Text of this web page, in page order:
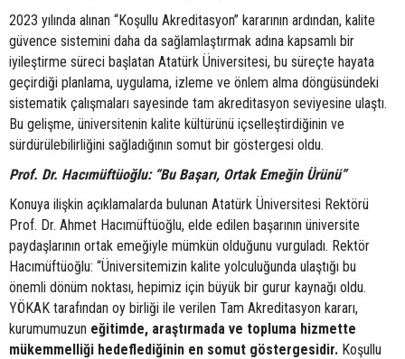
2023 yılında alınan “Koşullu Akreditasyon” kararının ardından, kalite
güvence sistemini daha da sağlamlaştırmak adına kapsamlı bir
iyileştirme süreci başlatan Atatürk Üniversitesi, bu süreçte hayata
geçirdiği planlama, uygulama, izleme ve önlem alma döngüsündeki
sistematik çalışmaları sayesinde tam akreditasyon seviyesine ulaştı.
Bu gelişme, üniversitenin kalite kültürünü içselleştirdiğinin ve
sürdürülebilirliğini sağladığının somut bir göstergesi oldu.
Prof. Dr. Hacımüftüoğlu: “Bu Başarı, Ortak Emeğin Ürünü”
Konuya ilişkin açıklamalarda bulunan Atatürk Üniversitesi Rektörü
Prof. Dr. Ahmet Hacımüftüoğlu, elde edilen başarının üniversite
paydaşlarının ortak emeğiyle mümkün olduğunu vurguladı. Rektör
Hacımüftüoğlu: “Üniversitemizin kalite yolculuğunda ulaştığı bu
önemli dönüm noktası, hepimiz için büyük bir gurur kaynağı oldu.
YÖKAK tarafından oy birliği ile verilen Tam Akreditasyon kararı,
kurumumuzun eğitimde, araştırmada ve topluma hizmette
mükemmelliği hedeflediğinin en somut göstergesidir. Koşullu